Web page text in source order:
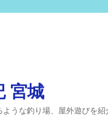
宮城
うな釣り場、屋外遊びを